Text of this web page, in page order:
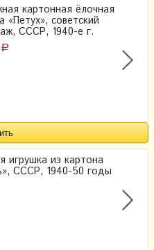
картонная ёлочная
«Петух», советский
СССР, 1940-е г.
Р
игрушка из картона
СССР, 1940-50 годы